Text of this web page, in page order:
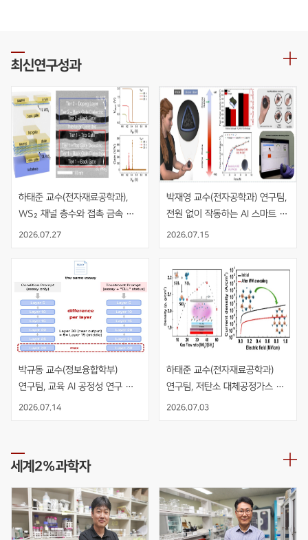
최신연구성과
하태준 교수(전자재료공학과),
WS₂ 채널 층수와 접촉 금속
동시 최적화를 통한 초고이득
2026.07.27
박재영 교수(전자공학과) 연구팀,
전원 없이 작동하는 AI 스마트
재활볼 개발
2026.07.15
박규동 교수(정보융합학부)
연구팀, 교육 AI 공정성 연구
AIED 발표
2026.07.14
하태준 교수(전자재료공학과)
연구팀, 저탄소 대체공정가스
NO2 기반 PECVD 공정을
2026.07.03
세계2%과학자